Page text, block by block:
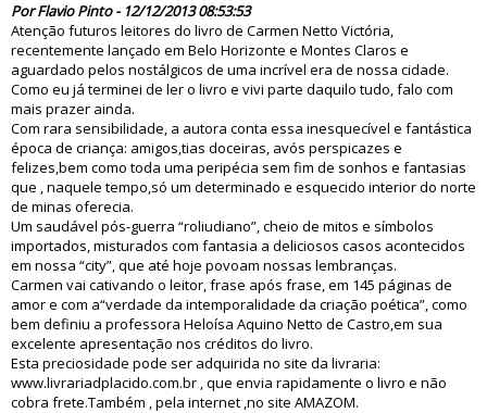
Por Flavio Pinto - 12/12/2013 08:53:53
Atenção futuros leitores do livro de Carmen Netto Victória,
recentemente lançado em Belo Horizonte e Montes Claros e
aguardado pelos nostálgicos de uma incrível era de nossa cidade.
Como eu já terminei de ler o livro e vivi parte daquilo tudo, falo com
mais prazer ainda.
Com rara sensibilidade, a autora conta essa inesquecível e fantástica
época de criança: amigos,tias doceiras, avós perspicazes e
felizes,bem como toda uma peripécia sem fim de sonhos e fantasias
que , naquele tempo,só um determinado e esquecido interior do norte
de minas oferecia.
Um saudável pós-guerra “roliudiano”, cheio de mitos e símbolos
importados, misturados com fantasia a deliciosos casos acontecidos
em nossa “city”, que até hoje povoam nossas lembranças.
Carmen vai cativando o leitor, frase após frase, em 145 páginas de
amor e com a“verdade da intemporalidade da criação poética”, como
bem definiu a professora Heloísa Aquino Netto de Castro,em sua
excelente apresentação nos créditos do livro.
Esta preciosidade pode ser adquirida no site da livraria:
www.livrariadplacido.com.br , que envia rapidamente o livro e não
cobra frete.Também , pela internet ,no site AMAZOM.